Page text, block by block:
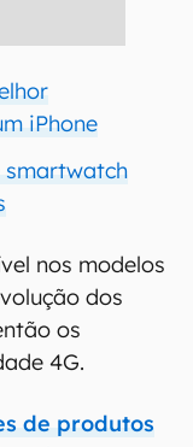
iPhone
smartwatch
nos modelos
dos
os
4G.
de produtos